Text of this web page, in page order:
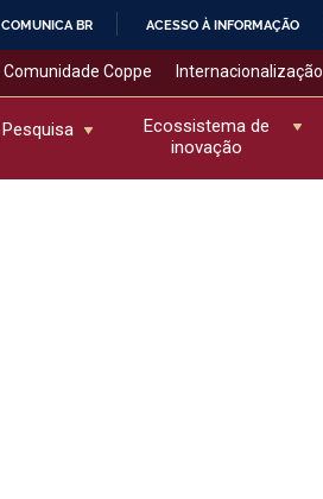
COMUNICA BR ACESSO À INFORMAÇÃO
Comunidade Coppe Internacionalização
Pesquisa
Ecossistema de
inovação